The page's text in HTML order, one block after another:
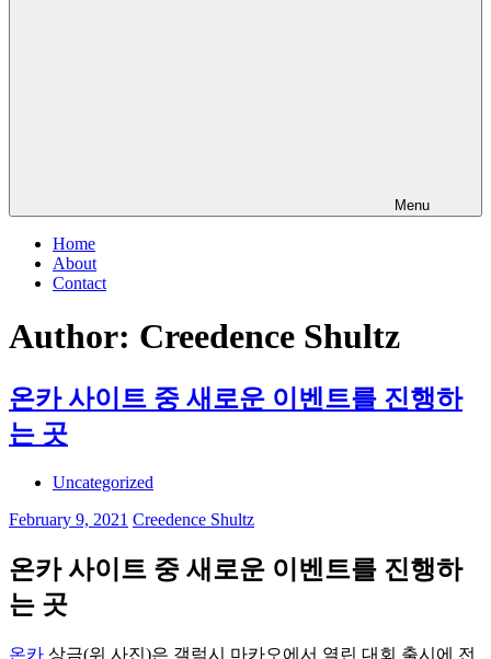
Menu
Home
About
Contact
Author: Creedence Shultz
온카 사이트 중 새로운 이벤트를 진행하
는 곳
Uncategorized
February 9, 2021 Creedence Shultz
온카 사이트 중 새로운 이벤트를 진행하
는 곳
온카 상금(위 사진)은 갤럭시 마카오에서 열린 대회 출시에 전